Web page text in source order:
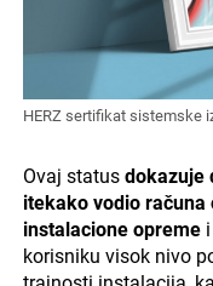
HERZ sertifikat sistemske
Ovaj status dokazuje
itekako vodio
instalacione opremei
korisniku visok nivo